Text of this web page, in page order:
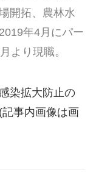
開拓、農林水
年4月にパー
より現職。
染拡大防止の
事内画像は画